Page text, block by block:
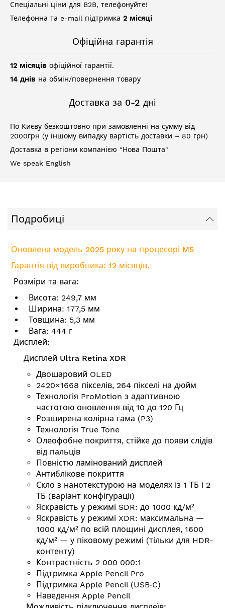
Спеціальні ціни для B2B, телефонуйте!
Телефонна та e-mail підтримка 2 місяці
Офіційна гарантія
12 місяців офіційної гарантії.
14 днів на обмін/повернення товару
Доставка за 0-2 дні
По Києву безкоштовно при замовленні на сумму від
2000грн (у іншому випадку вартість доставки – 80 грн)
Доставка в регіони компанією "Нова Пошта"
We speak English
Подробиці
Оновлена модель 2025 року на процесорі M5
Гарантія від виробника: 12 місяців.
Розміри та вага:
Висота: 249,7 мм
Ширина: 177,5 мм
Товщина: 5,3 мм
Вага: 444 г
Дисплей:
Дисплей Ultra Retina XDR
Двошаровий OLED
2420×1668 пікселів, 264 пікселі на дюйм
Технологія ProMotion з адаптивною
частотою оновлення від 10 до 120 Гц
Розширена колірна гама (P3)
Технологія True Tone
Олеофобне покриття, стійке до появи слідів
від пальців
Повністю ламінований дисплей
Антиблікове покриття
Скло з нанотекстурою на моделях із 1 ТБ і 2
ТБ (варіант конфігурації)
Яскравість у режимі SDR: до 1000 кд/м²
Яскравість у режимі XDR: макси­маль­на —
1000 кд/м² по всій площині дисплея, 1600
кд/м² — у піковому режимі (тільки для HDR-
контенту)
Контрастність 2 000 000:1
Підтримка Apple Pencil Pro
Підтримка Apple Pencil (USB‑C)
Наведення Apple Pencil